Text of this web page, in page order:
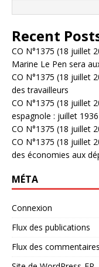
Recent
CO N°1375 (18 juillet
Marine Le Pen sera
CO N°1375 (18 juillet
des travailleurs
CO N°1375 (18 juillet
espagnole : juillet 1936
CO N°1375 (18 juillet
CO N°1375 (18 juillet
des économies aux
MÉTA
Connexion
Flux des publications
Flux des commentaires